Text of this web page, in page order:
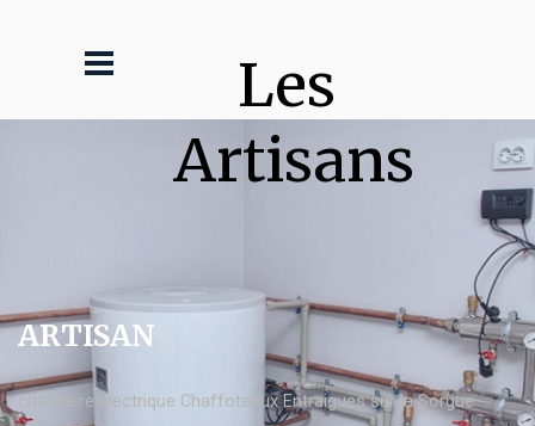
Les
Artisans
ARTISAN
chaudière électrique Chaffoteaux Entraigues sur la Sorgue